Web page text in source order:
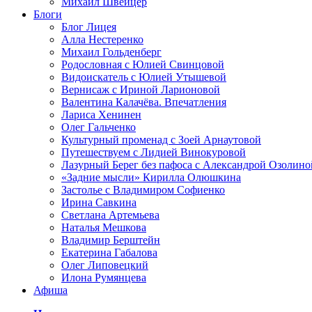
Блоги
Блог Лицея
Алла Нестеренко
Михаил Гольденберг
Родословная с Юлией Свинцовой
Видоискатель с Юлией Утышевой
Вернисаж с Ириной Ларионовой
Валентина Калачёва. Впечатления
Лариса Хенинен
Олег Гальченко
Культурный променад с Зоей Арнаутовой
Путешествуем с Лидией Винокуровой
Лазурный Берег без пафоса с Александрой
«Задние мысли» Кирилла Олюшкина
Застолье с Владимиром Софиенко
Ирина Савкина
Светлана Артемьева
Наталья Мешкова
Владимир Берштейн
Екатерина Габалова
Олег Липовецкий
Илона Румянцева
Афиша